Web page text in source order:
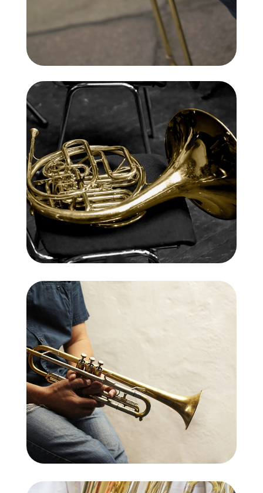
Trompa
Trompeta